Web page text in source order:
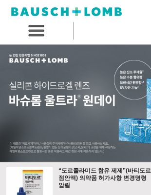
“도르졸라미드 함유 제제”(바티도르
점안액) 의약품 허가사항 변경명령
알림